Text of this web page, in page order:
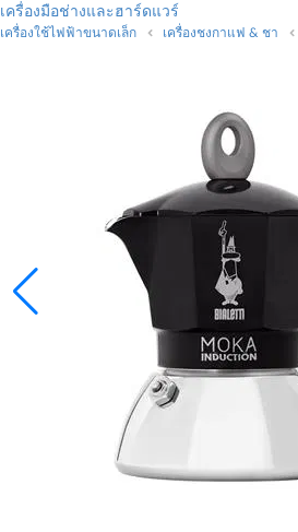
เครื่องมือช่างและฮาร์ดแวร์
เครื่องใช้ไฟฟ้าขนาดเล็ก เครื่องชงกาแฟ & ชา